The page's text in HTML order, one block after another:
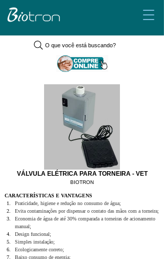
O que você está buscando?
VÁLVULA ELÉTRICA PARA TORNEIRA - VET
BIOTRON
CARACTERÍSTICAS E VANTAGENS
Praticidade, higiene e redução no consumo de água;
Evita contaminações por dispensar o contato das mãos com a torneira;
Economia de água de até 30% comparada a torneiras de acionamento
manual;
Design funcional;
Simples instalação;
Ecologicamente correto;
Baixo consumo de energia;